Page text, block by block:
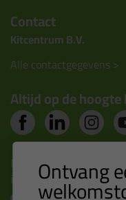
Contact
Kitcentrum B.V.
Alle contactgegevens >
Altijd op de hoogte
Nieuws, tips en
inbox Ontvang